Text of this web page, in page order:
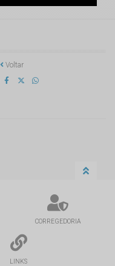
Voltar
CORREGEDORIA
LINKS